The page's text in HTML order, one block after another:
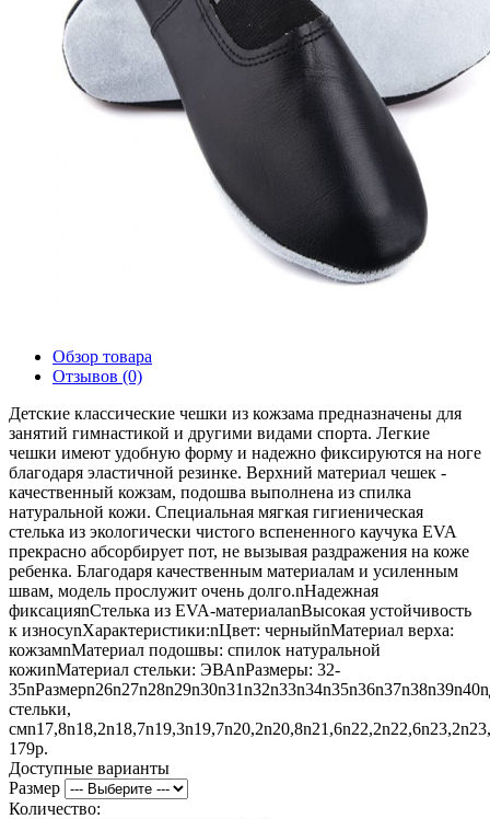
Обзор товара
Отзывов (0)
Детские классические чешки из кожзама предназначены для
занятий гимнастикой и другими видами спорта. Легкие
чешки имеют удобную форму и надежно фиксируются на ноге
благодаря эластичной резинке. Верхний материал чешек -
качественный кожзам, подошва выполнена из спилка
натуральной кожи. Специальная мягкая гигиеническая
стелька из экологически чистого вспененного каучука EVA
прекрасно абсорбирует пот, не вызывая раздражения на коже
ребенка. Благодаря качественным материалам и усиленным
швам, модель прослужит очень долго.nНадежная
фиксацияnСтелька из EVA-материалаnВысокая устойчивость
к износуnХарактеристики:nЦвет: черныйnМатериал верха:
кожзамnМатериал подошвы: спилок натуральной
кожиnМатериал стельки: ЭВАnРазмеры: 32-
стельки,
179р.
Доступные варианты
Размер
Количество: